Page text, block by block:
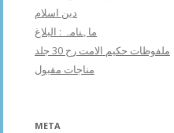
دین اسلام
ماہنامہ : البلاغ
ملفوظات حکیم الامت رح 30 جلد
مناجات مقبول
META